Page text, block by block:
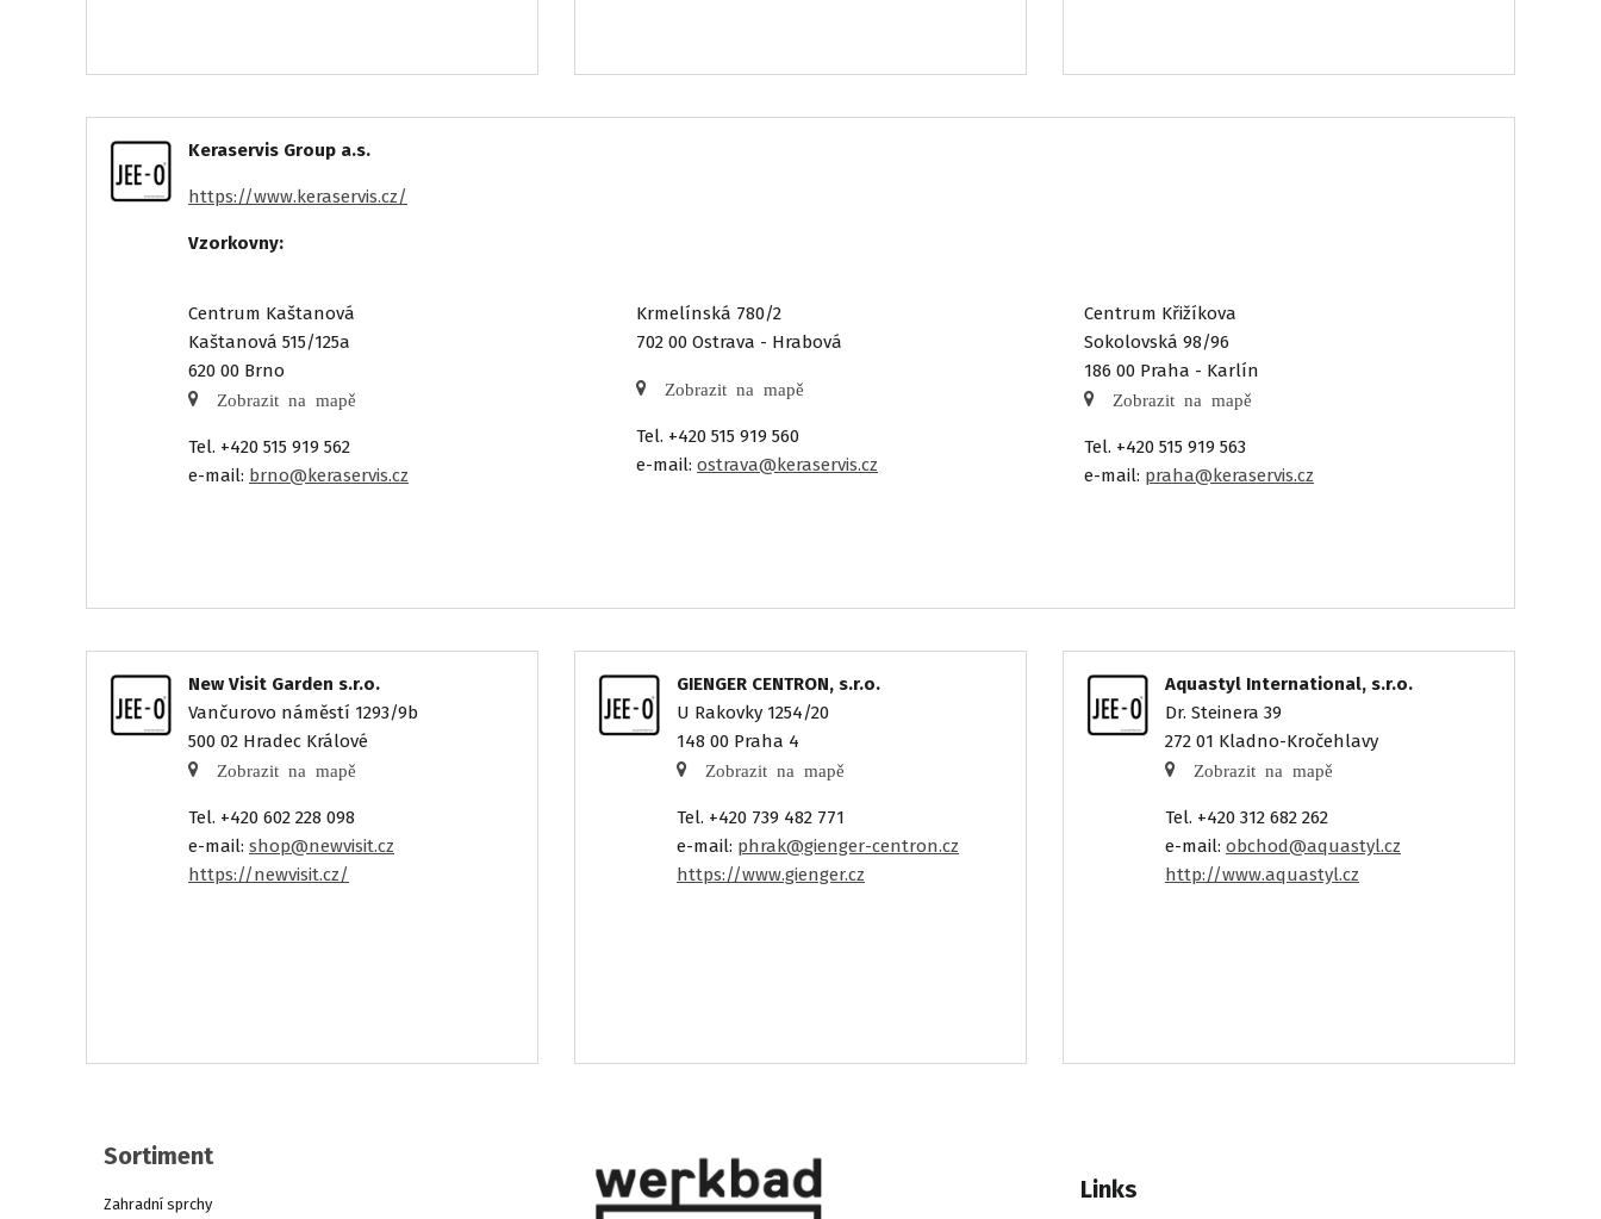
Keraservis Group a.s.
https://www.keraservis.cz/
Vzorkovny:
Centrum Kaštanová
Kaštanová 515/125a
620 00 Brno
Zobrazit na mapě
Tel. +420 515 919 562
e-mail: brno@keraservis.cz
Krmelínská 780/2
702 00 Ostrava - Hrabová
Zobrazit na mapě
Tel. +420 515 919 560
e-mail: ostrava@keraservis.cz
Centrum Křižíkova
Sokolovská 98/96
186 00 Praha - Karlín
Zobrazit na mapě
Tel. +420 515 919 563
e-mail: praha@keraservis.cz
New Visit Garden s.r.o.
Vančurovo náměstí 1293/9b
500 02 Hradec Králové
Zobrazit na mapě
Tel. +420 602 228 098
e-mail: shop@newvisit.cz
https://newvisit.cz/
GIENGER CENTRON, s.r.o.
U Rakovky 1254/20
148 00 Praha 4
Zobrazit na mapě
Tel. +420 739 482 771
e-mail: phrak@gienger-centron.cz
https://www.gienger.cz
Aquastyl International, s.r.o.
Dr. Steinera 39
272 01 Kladno-Kročehlavy
Zobrazit na mapě
Tel. +420 312 682 262
e-mail: obchod@aquastyl.cz
http://www.aquastyl.cz
Sortiment
Zahradní sprchy
Links